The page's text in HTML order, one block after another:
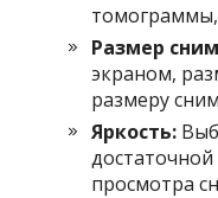
Размер
экраном,
размеру
Яркость:
просмотра